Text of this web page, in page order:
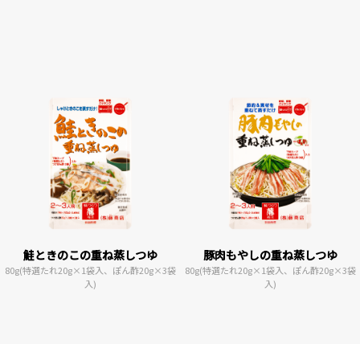
鮭ときのこの重ね蒸しつゆ
80g(特選たれ20g×1袋入、ぽん酢20g×3袋
入)
豚肉もやしの重ね蒸しつゆ
80g(特選たれ20g×1袋入、ぽん酢20g×3袋
入)